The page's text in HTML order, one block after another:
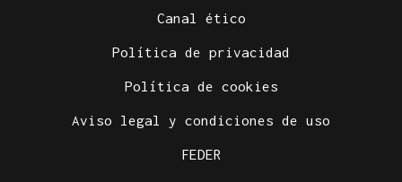
Canal ético
Política de privacidad
Política de cookies
Aviso legal y condiciones de uso
FEDER